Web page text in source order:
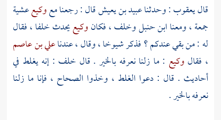
قاليعقوب: وحدثناعبيد بن يعيشقال : رجعنا معوكيععشية
جمعة ، ومعناابن حنبلوخلف، فكانوكيعيحدثخلفا، فقال
له : من بقي عندكم ؟ فذكر شيوخا ، وقال ، عندناعلي بن عاصم
، فقال وكيع : ما زلنا نعرفه بالخير . قال خلف : إنه يغلط في
أحاديث . قال : دعوا الغلط ، وخذوا الصحاح ، فإنا ما زلنا
نعرفه بالخير .